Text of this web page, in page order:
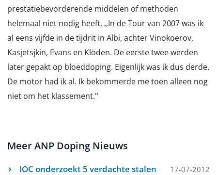
prestatiebevorderende middelen of methoden
helemaal niet nodig heeft. ,,In de Tour van 2007 was ik
al eens vijfde in de tijdrit in Albi, achter Vinokoerov,
Kasjetsjkin, Evans en Klöden. De eerste twee werden
later gepakt op bloeddoping. Eigenlijk was ik dus derde.
De motor had ik al. Ik bekommerde me toen alleen nog
niet om het klassement.''
Meer ANP Doping Nieuws
IOC onderzoekt 5 verdachte stalen
17-07-2012